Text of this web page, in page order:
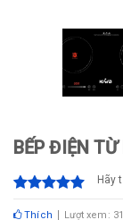
BẾP ĐIỆN
Hãy
Thích Lượt xem: